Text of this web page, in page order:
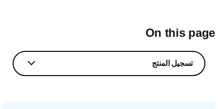
On this
تسجيل المنتج